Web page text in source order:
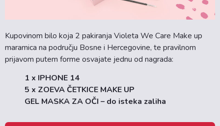
Kupovinom bilo koja 2 pakiranja Violeta We Care Make up
maramica na području Bosne i Hercegovine, te pravilnom
prijavom putem forme osvajate jednu od nagrada:
1 x IPHONE 14
5 x ZOEVA ČETKICE MAKE UP
GEL MASKA ZA OČI – do isteka zaliha